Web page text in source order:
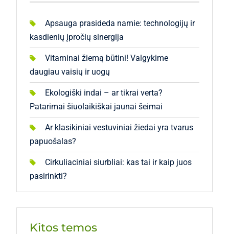
Apsauga prasideda namie: technologijų ir
kasdienių įpročių sinergija
Vitaminai žiemą būtini! Valgykime
daugiau vaisių ir uogų
Ekologiški indai – ar tikrai verta?
Patarimai šiuolaikiškai jaunai šeimai
Ar klasikiniai vestuviniai žiedai yra tvarus
papuošalas?
Cirkuliaciniai siurbliai: kas tai ir kaip juos
pasirinkti?
Kitos temos